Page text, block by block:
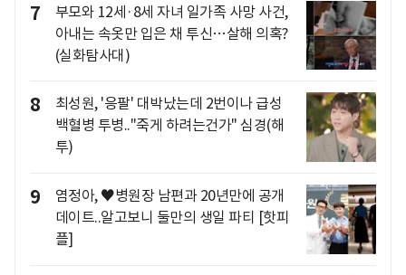
7
부모와 12세·8세 자녀 일가족 사망 사건,
아내는 속옷만 입은 채 투신…살해 의혹?
(실화탐사대)
8
최성원, '응팔' 대박났는데 2번이나 급성
백혈병 투병.."죽게 하려는건가" 심경(해
투)
9
염정아, ♥병원장 남편과 20년만에 공개
데이트..알고보니 둘만의 생일 파티 [핫피
플]